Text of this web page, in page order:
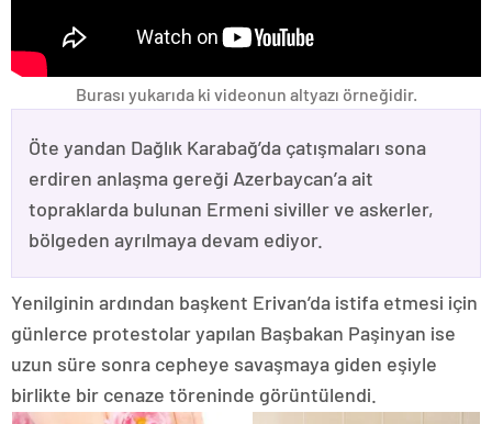
Burası yukarıda ki videonun altyazı örneğidir.
Öte yandan Dağlık Karabağ’da çatışmaları sona
erdiren anlaşma gereği Azerbaycan’a ait
topraklarda bulunan Ermeni siviller ve askerler,
bölgeden ayrılmaya devam ediyor.
Yenilginin ardından başkent Erivan’da istifa etmesi için
günlerce protestolar yapılan Başbakan Paşinyan ise
uzun süre sonra cepheye savaşmaya giden eşiyle
birlikte bir cenaze töreninde görüntülendi.